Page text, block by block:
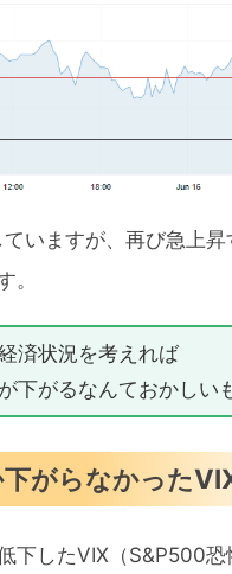
いますが、再び急上昇
。
済状況を考えれば
下がるなんておかしい
がらなかった
下したVIX（S&P500恐